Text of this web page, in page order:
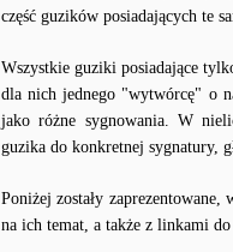
część guzików posiadających te
Wszystkie guziki posiadające
dla nich jednego "wytwórcę" o
jako różne sygnowania. W
guzika do konkretnej sygnatury,
Poniżej zostały
na ich temat, a także z linkami